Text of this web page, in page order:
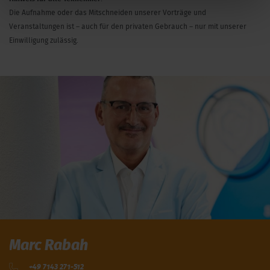
Die Aufnahme oder das Mitschneiden unserer Vorträge und
Veranstaltungen ist – auch für den privaten Gebrauch – nur mit unserer
Einwilligung zulässig.
Marc Rabah
+49 7143 271-512